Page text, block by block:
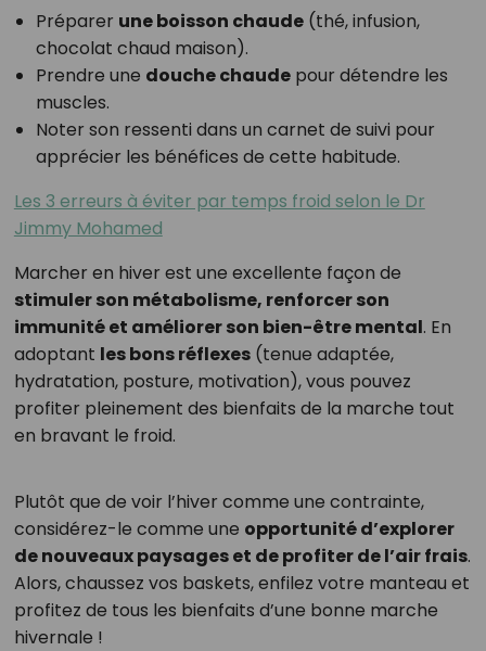
Préparer une boisson chaude(thé, infusion,
chocolat chaud maison).
Prendre une douche chaudepour détendre les
muscles.
Noter son ressenti dans un carnet de suivi pour
apprécier les bénéfices de cette habitude.
Les 3 erreurs à éviter par temps froid selon le Dr
Jimmy Mohamed
Marcher en hiver est une excellente façon de
stimuler son métabolisme, renforcer son
immunité et améliorer son bien-être mental. En
adoptant les bons réflexes(tenue adaptée,
hydratation, posture, motivation), vous pouvez
profiter pleinement des bienfaits de la marche tout
en bravant le froid.
Plutôt que de voir l’hiver comme une contrainte,
considérez-le comme une opportunité d’explorer
de nouveaux paysages et de profiter de l’air frais.
Alors, chaussez vos baskets, enfilez votre manteau et
profitez de tous les bienfaits d’une bonne marche
hivernale !